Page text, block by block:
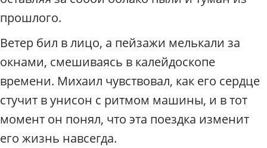
прошлого.
Ветер бил в лицо, а пейзажи мелькали за
окнами, смешиваясь в калейдоскопе
времени. Михаил чувствовал, как его сердце
стучит в унисон с ритмом машины, и в тот
момент он понял, что эта поездка изменит
его жизнь навсегда.